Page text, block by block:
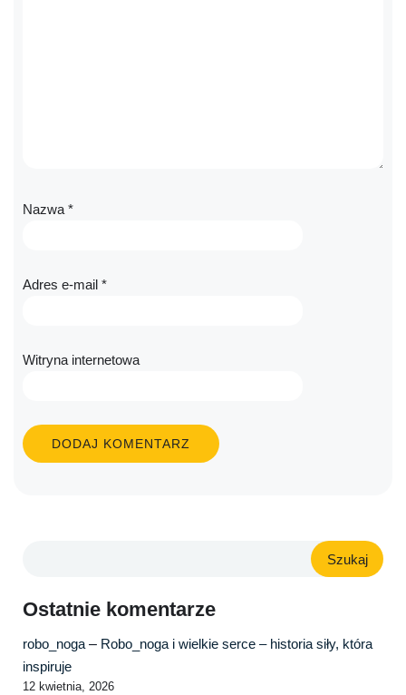
Nazwa*
Adres e-mail *
Witryna internetowa
Szukaj
Ostatnie komentarze
robo_noga– Robo_noga i wielkie serce – historia siły, która
inspiruje
12 kwietnia, 2026